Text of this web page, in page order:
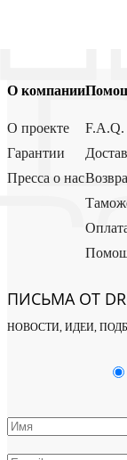
О компании
О проекте
Гарантии
Пресса о нас
F.A.Q.
ПИСЬМА ОТ
НОВОСТИ, ИДЕИ,